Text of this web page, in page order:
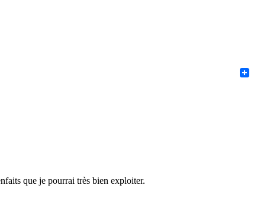
que je pourrai très bien exploiter.